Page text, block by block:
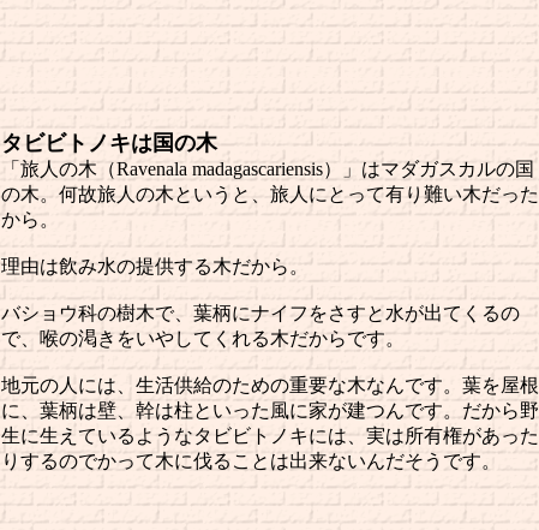
タビビトノキは国の木
「旅人の木（Ravenala madagascariensis）」はマダガスカルの国
の木。何故旅人の木というと、旅人にとって有り難い木だった
から。
理由は飲み水の提供する木だから。
バショウ科の樹木で、葉柄にナイフをさすと水が出てくるの
で、喉の渇きをいやしてくれる木だからです。
地元の人には、生活供給のための重要な木なんです。葉を屋根
に、葉柄は壁、幹は柱といった風に家が建つんです。だから野
生に生えているようなタビビトノキには、実は所有権があった
りするのでかって木に伐ることは出来ないんだそうです。